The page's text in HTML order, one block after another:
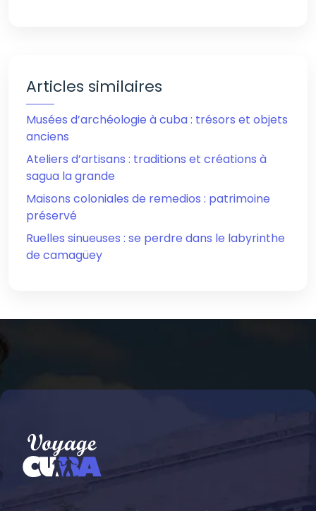
Articles similaires
Musées d’archéologie à cuba : trésors et objets
anciens
Ateliers d’artisans : traditions et créations à
sagua la grande
Maisons coloniales de remedios : patrimoine
préservé
Ruelles sinueuses : se perdre dans le labyrinthe
de camagüey